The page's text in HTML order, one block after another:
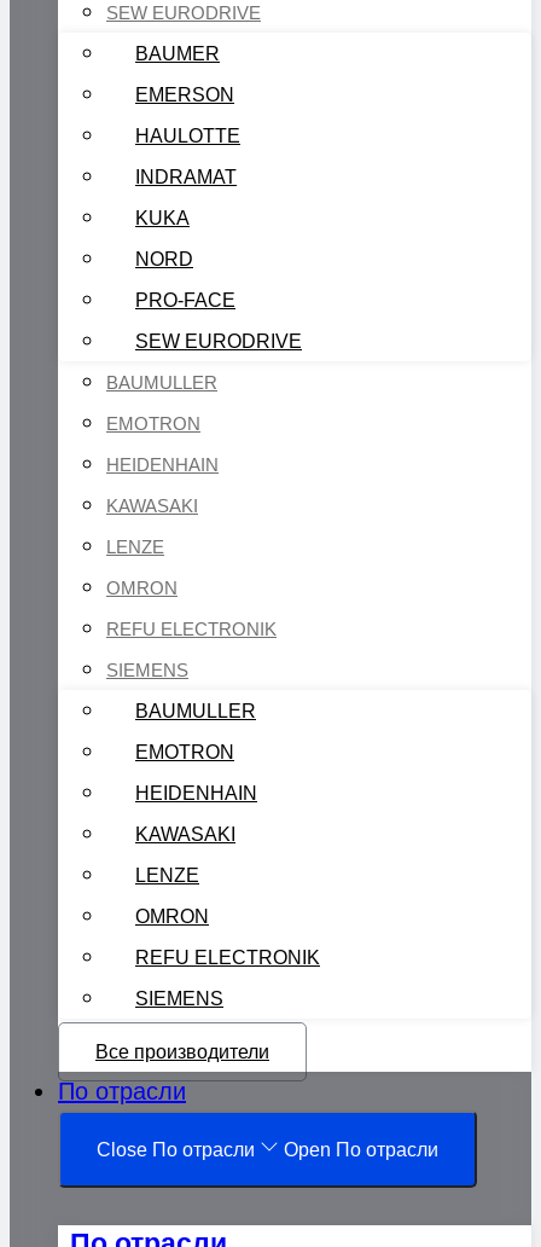
SEW EURODRIVE
BAUMER
EMERSON
HAULOTTE
INDRAMAT
KUKA
NORD
PRO-FACE
SEW EURODRIVE
BAUMULLER
EMOTRON
HEIDENHAIN
KAWASAKI
LENZE
OMRON
REFU ELECTRONIK
SIEMENS
BAUMULLER
EMOTRON
HEIDENHAIN
KAWASAKI
LENZE
OMRON
REFU ELECTRONIK
SIEMENS
Все производители
По отрасли
Close По отрасли Open По отрасли